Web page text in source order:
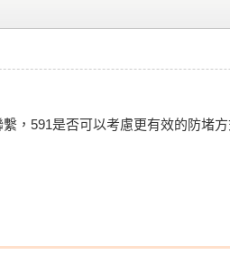
，591是否可以考慮更有效的防堵方